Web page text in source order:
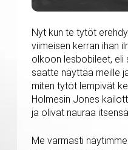
Nyt kun te tytöt
viimeisen kerran ihan
olkoon lesbobileet, eli
saatte näyttää meille
miten tytöt lempivät
Holmesin Jones
ja olivat nauraa
Me varmasti